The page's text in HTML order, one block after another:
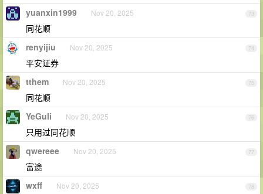
73
yuanxin1999 Nov 20, 2025
同花顺
74
renyijiu Nov 20, 2025
平安证券
75
tthem Nov 20, 2025
同花顺
76
YeGuli Nov 20, 2025
只用过同花顺
77
qwereee Nov 20, 2025
富途
78
wxff Nov 20, 2025